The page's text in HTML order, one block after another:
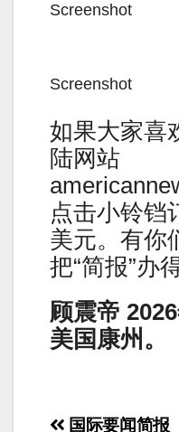
Screenshot
Screenshot
如果大家喜
陆网站
点击小铃铛
美元。有你
把“简报”办
顾震帝
美国康州。
国际要闻简报